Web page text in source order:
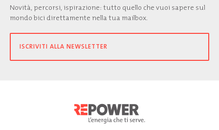
Novità, percorsi, ispirazione: tutto quello che vuoi sapere sul
mondo bici direttamente nella tua mailbox.
ISCRIVITI ALLA NEWSLETTER